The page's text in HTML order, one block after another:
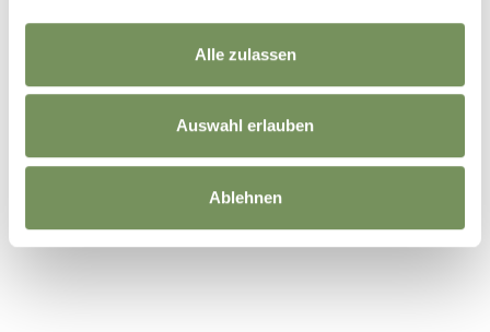
Alle zulassen
Auswahl erlauben
Ablehnen